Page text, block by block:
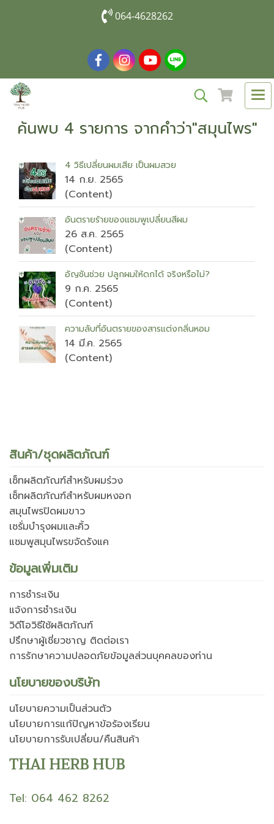
064-4628262
ค้นพบ 4 รายการ จากคำว่า"สมุนไพร"
4 วิธีเปลี่ยนผมเสีย เป็นผมสวย
14 ก.ย. 2565
(Content)
อันตรายร้ายของแชมพูเปลี่ยนสีผม
26 ส.ค. 2565
(Content)
อัญชันช่วย ปลูกผมให้ดกได้ จริงหรือไม่?
9 ก.ค. 2565
(Content)
ความลับที่อันตรายของสารแต่งกลิ่นหอม
14 มี.ค. 2565
(Content)
สินค้า/ชุดผลิตภัณฑ์
เซ็ทผลิตภัณฑ์สำหรับผมร่วง
เซ็ทผลิตภัณฑ์สำหรับผมหงอก
สมุนไพรปิดผมขาว
เซรั่มบำรุงผมและคิ้ว
แชมพูสมุนไพรขจัดรังแค
ข้อมูลเพิ่มเติม
การชำระเงิน
แจ้งการชำระเงิน
วิดีโอวิธีใช้ผลิตภัณฑ์
ปรึกษาผู้เชี่ยวชาญ ติดต่อเรา
การรักษาความปลอดภัยข้อมูลส่วนบุคคลของท่าน
นโยบายของบริษัท
นโยบายความเป็นส่วนตัว
นโยบายการแก้ปัญหาข้อร้องเรียน
นโยบายการรับเปลี่ยน/คืนสินค้า
THAI HERB HUB
Tel: 064 462 8262